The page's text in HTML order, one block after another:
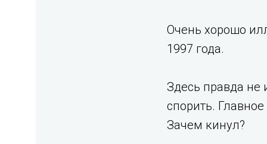
Очень хорошо
1997 года.
Здесь правда не
спорить.
Зачем кинул?